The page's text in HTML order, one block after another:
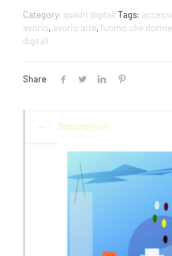
Category: quadri digitali Tags:
avorio, avorio arte, l'uomo che dorme
digitali
Share
Description